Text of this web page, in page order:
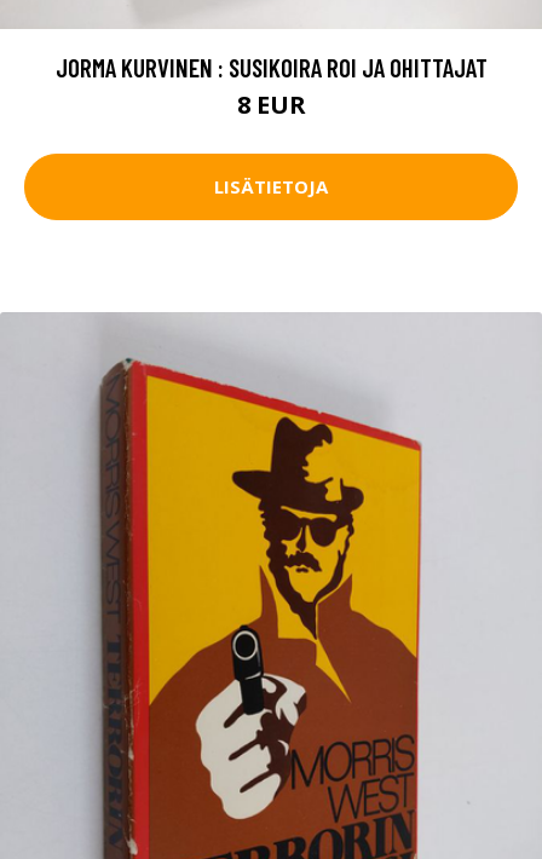
JORMA KURVINEN : SUSIKOIRA ROI JA OHITTAJAT
8 EUR
LISÄTIETOJA